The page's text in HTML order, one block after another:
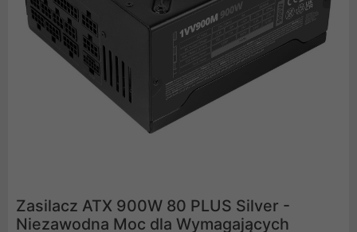
Zasilacz ATX 900W 80 PLUS Silver -
Niezawodna Moc dla Wymagających